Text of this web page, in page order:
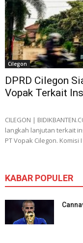
Cilegon
DPRD Cilegon
Vopak Terkait
CILEGON |
langkah lanjutan terkait
PT Vopak Cilegon. Komisi
KABAR POPULER